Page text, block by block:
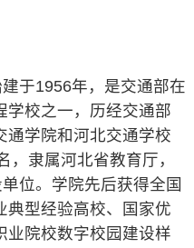
于1956年，是交通部在
学校之一，历经交通部
通学院和河北交通学校
隶属河北省教育厅，
位。学院先后获得全国
典型经验高校、国家优
业院校数字校园建设样